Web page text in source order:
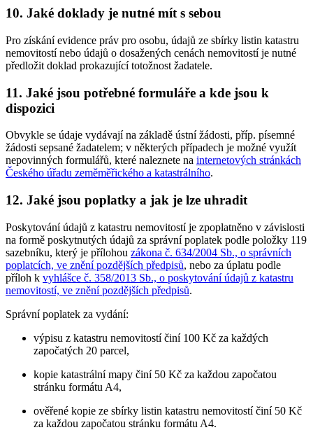
10. Jaké doklady je nutné mít s sebou
Pro získání evidence práv pro osobu, údajů ze sbírky listin katastru
nemovitostí nebo údajů o dosažených cenách nemovitostí je nutné
předložit doklad prokazující totožnost žadatele.
11. Jaké jsou potřebné formuláře a kde jsou k
dispozici
Obvykle se údaje vydávají na základě ústní žádosti, příp. písemné
žádosti sepsané žadatelem; v některých případech je možné využít
nepovinných formulářů, které naleznete na internetových stránkách
Českého úřadu zeměměřického a katastrálního.
12. Jaké jsou poplatky a jak je lze uhradit
Poskytování údajů z katastru nemovitostí je zpoplatněno v závislosti
na formě poskytnutých údajů za správní poplatek podle položky 119
sazebníku, který je přílohou zákona č. 634/2004 Sb., o správních
poplatcích, ve znění pozdějších předpisů, nebo za úplatu podle
příloh k vyhlášce č. 358/2013 Sb., o poskytování údajů z katastru
nemovitostí, ve znění pozdějších předpisů.
Správní poplatek za vydání:
výpisu z katastru nemovitostí činí 100 Kč za každých
započatých 20 parcel,
kopie katastrální mapy činí 50 Kč za každou započatou
stránku formátu A4,
ověřené kopie ze sbírky listin katastru nemovitostí činí 50 Kč
za každou započatou stránku formátu A4.